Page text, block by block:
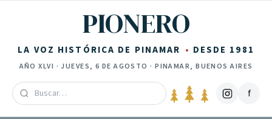
PIONERO
LA VOZ HISTÓRICA DE PINAMAR DESDE 1981
AÑOXLVI ·JUEVES, 6 DE AGOSTO · PINAMAR, BUENOS AIRES
f